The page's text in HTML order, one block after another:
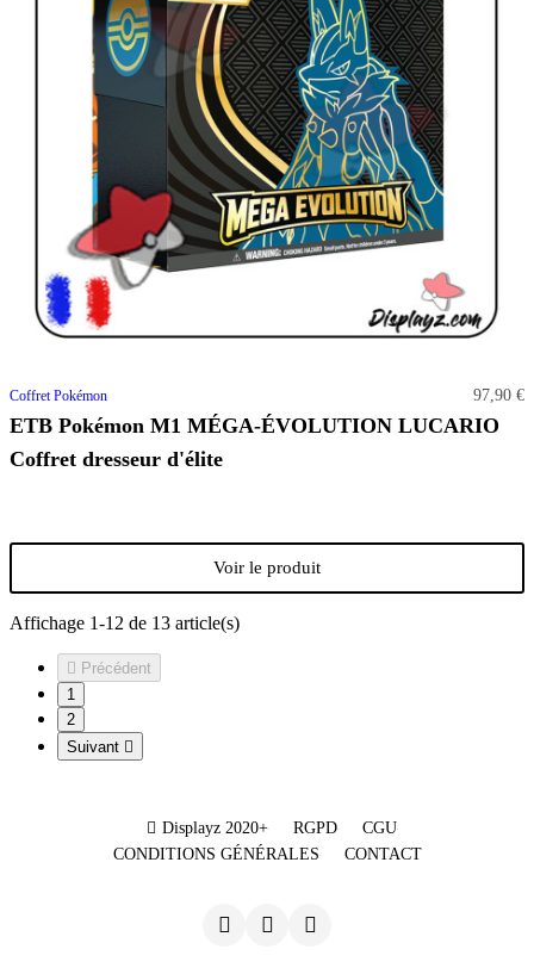
Coffret Pokémon 97,90 €
ETB Pokémon M1 MÉGA-ÉVOLUTION LUCARIO
Coffret dresseur d'élite
Voir le produit
Affichage 1-12 de 13 article(s)
 Précédent
1
2
Suivant 
Displayz 2020+ RGPD
CGU
CONDITIONS GÉNÉRALES
CONTACT